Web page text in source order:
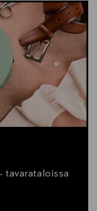
tavarataloissa